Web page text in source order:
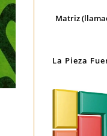
Matriz
La Pieza